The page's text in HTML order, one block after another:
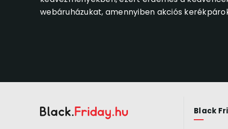
webáruházukat, amennyiben akciós
Black